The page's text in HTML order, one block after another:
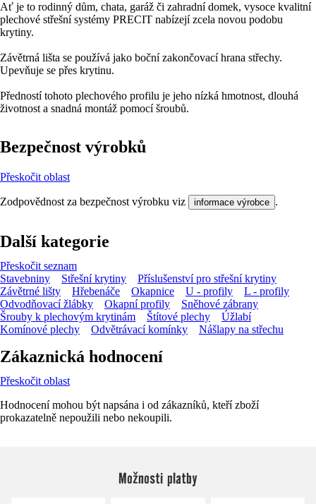
Ať je to rodinný dům, chata, garáž či zahradní domek, vysoce kvalitní
plechové střešní systémy PRECIT nabízejí zcela novou podobu
krytiny.
Závětrná lišta se používá jako boční zakončovací hrana střechy.
Upevňuje se přes krytinu.
Předností tohoto plechového profilu je jeho nízká hmotnost, dlouhá
životnost a snadná montáž pomocí šroubů.
Bezpečnost výrobků
Přeskočit oblast
Zodpovědnost za bezpečnost výrobku viz informace výrobce .
Další kategorie
Přeskočit seznam
Stavebniny
Střešní krytiny
Příslušenství pro střešní krytiny
Závětrné lišty
Hřebenáče Okapnice U - profily
L - profily
Odvodňovací žlábky
Okapní profily
Sněhové zábrany
Šrouby k plechovým krytinám
Štítové plechy
Úžlabí
Komínové plechy
Odvětrávací komínky Nášlapy na střechu
Zákaznická hodnocení
Přeskočit oblast
Hodnocení mohou být napsána i od zákazníků, kteří zboží
prokazatelně nepoužili nebo nekoupili.
Možnosti platby